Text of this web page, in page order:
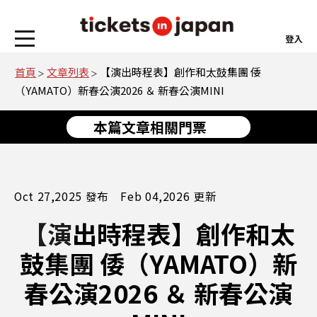
登入
首頁 文章列表
【演出時程表】創作和太鼓集團 倭
（YAMATO）新春公演2026 ＆ 新春公演MINI
本篇文章相關門票
Oct 27,2025 發布 Feb 04,2026 更新
【演出時程表】創作和太
鼓集團 倭（YAMATO）新
春公演2026 ＆ 新春公演